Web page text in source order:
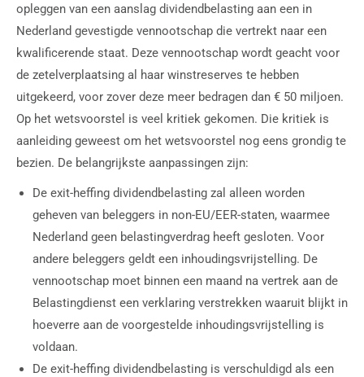
opleggen van een aanslag dividendbelasting aan een in
Nederland gevestigde vennootschap die vertrekt naar een
kwalificerende staat. Deze vennootschap wordt geacht voor
de zetelverplaatsing al haar winstreserves te hebben
uitgekeerd, voor zover deze meer bedragen dan € 50 miljoen.
Op het wetsvoorstel is veel kritiek gekomen. Die kritiek is
aanleiding geweest om het wetsvoorstel nog eens grondig te
bezien. De belangrijkste aanpassingen zijn:
De exit-heffing dividendbelasting zal alleen worden
geheven van beleggers in non-EU/EER-staten, waarmee
Nederland geen belastingverdrag heeft gesloten. Voor
andere beleggers geldt een inhoudingsvrijstelling. De
vennootschap moet binnen een maand na vertrek aan de
Belastingdienst een verklaring verstrekken waaruit blijkt in
hoeverre aan de voorgestelde inhoudingsvrijstelling is
voldaan.
De exit-heffing dividendbelasting is verschuldigd als een